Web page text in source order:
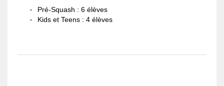
Pré-Squash : 6 élèves
Kids et Teens : 4 élèves